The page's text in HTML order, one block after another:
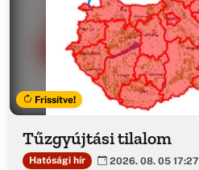
Frissítve!
Tűzgyújtási tilalom
Hatósági hír 2026. 08. 05 17:27